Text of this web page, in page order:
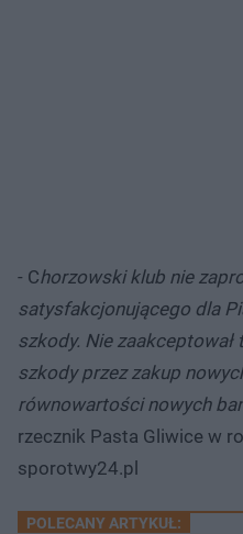
- Chorzowski klub nie
satysfakcjonującego dla
szkody. Nie
szkody przez zakup
równowartości nowych
rzecznik Pasta Gliwice w
sporotwy24.pl
POLECANY ARTYKUŁ: